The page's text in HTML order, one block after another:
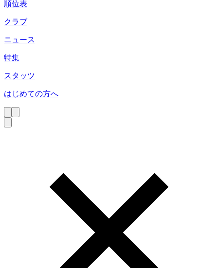
順位表
クラブ
ニュース
特集
スタッツ
はじめての方へ